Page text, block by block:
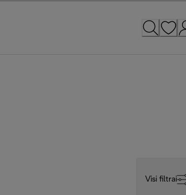
Visi filtrai